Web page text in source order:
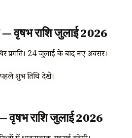
— वृषभ राशि जुलाई 2026
प्रगति। 24 जुलाई के बाद नए अवसर।
शुभ तिथि देखें।
वृषभ राशि जुलाई 2026